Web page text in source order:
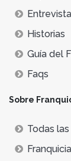
Historias
Guía del
Faqs
Sobre
Todas